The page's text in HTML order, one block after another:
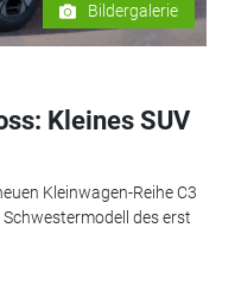
Bildergalerie
Kleines SUV
Kleinwagen-Reihe C3
des erst